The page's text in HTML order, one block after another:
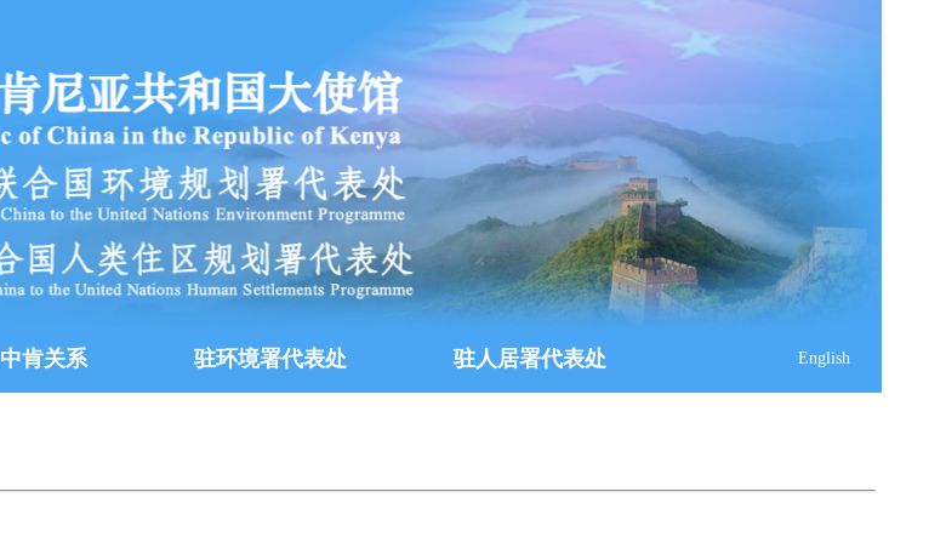
中肯关系 驻环境署代表处 驻人居署代表处 English